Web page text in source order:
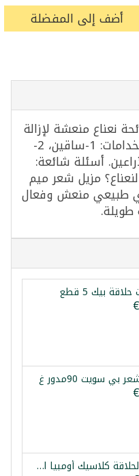
أضف إلى المفضلة
100% برائحة نعناع منعشة لإزالة
الشعر بدون ألم. أفضل 5 استخدامات: 1-ساقين، 2-
3-بيكيني، 4-وجه، 5-ذراعين. أسئلة شائعة:
مزيل شعر ميم
سكري طبيعي منعش وفعال
بيك 5 قطع
بي سويت 90مدور غ
رغوة الحلاقة كلاسيك أومبيا 300ml